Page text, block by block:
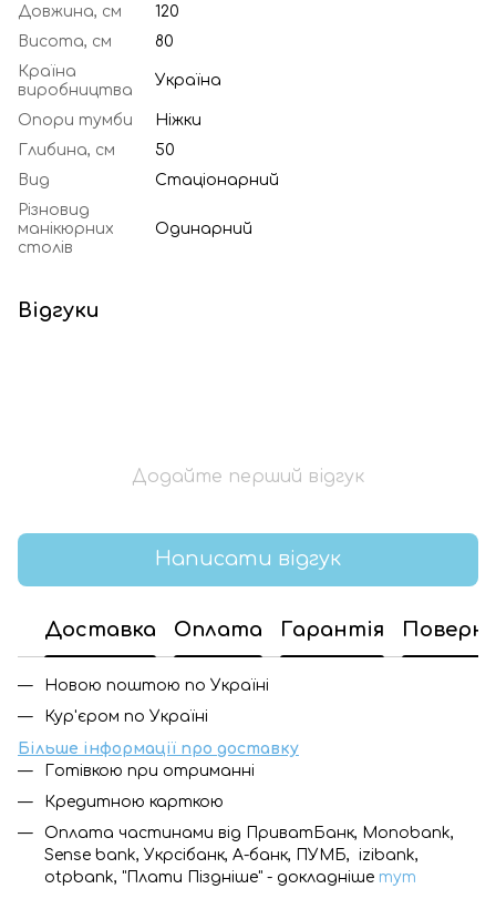
Довжина, см
120
Висота, см
80
Країна
виробництва
Україна
Опори тумби
Ніжки
Глибина, см
50
Вид
Стаціонарний
Різновид
манікюрних
столів
Одинарний
Відгуки
Додайте перший відгук
Написати відгук
Доставка Оплата Гарантія
Новою поштою по Україні
Кур'єром по Україні
Більше інформації про доставку
Готівкою при отриманні
Кредитною карткою
Оплата частинами від ПриватБанк, Monobank,
Sense bank, Укрсібанк, А-банк, ПУМБ, izibank,
otpbank, "Плати Піздніше" - докладніше тут